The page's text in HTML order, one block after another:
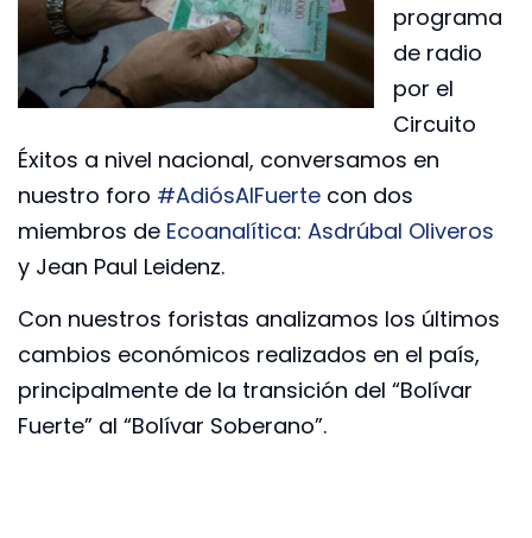
programa
de radio
por el
Circuito
Éxitos a nivel nacional, conversamos en
nuestro foro #AdiósAlFuerte con dos
miembros de Ecoanalítica: Asdrúbal Oliveros
y Jean Paul Leidenz.
Con nuestros foristas analizamos los últimos
cambios económicos realizados en el país,
principalmente de la transición del “Bolívar
Fuerte” al “Bolívar Soberano”.